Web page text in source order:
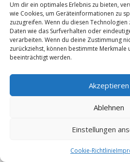
Um dir ein optimales Erlebnis zu bieten,
wie Cookies, um Geräteinformationen zu
zuzugreifen. Wenn du diesen
Daten wie das Surfverhalten oder
verarbeiten. Wenn du deine Zustimmung
zurückziehst, können bestimmte Merkmale
beeinträchtigt werden.
Akzeptieren
Ablehnen
Einstellungen
Cookie-Richtlinie